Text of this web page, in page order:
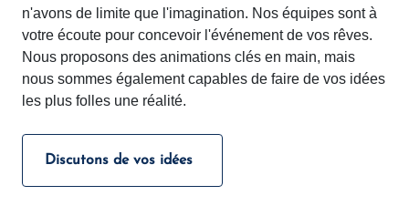
n'avons de limite que l'imagination. Nos équipes sont à
votre écoute pour concevoir l'événement de vos rêves.
Nous proposons des animations clés en main, mais
nous sommes également capables de faire de vos idées
les plus folles une réalité.
Discutons de vos idées